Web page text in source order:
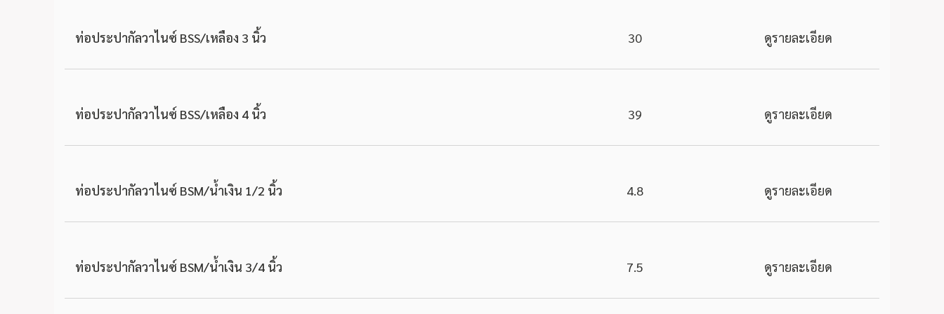
ท่อประปากัลวาไนซ์ BSS/เหลือง 3 นิ้ว 30 ดูรายละเอียด
ท่อประปากัลวาไนซ์ BSS/เหลือง 4 นิ้ว 39 ดูรายละเอียด
ท่อประปากัลวาไนซ์ BSM/น้ำเงิน 1/2 นิ้ว 4.8 ดูรายละเอียด
ท่อประปากัลวาไนซ์ BSM/น้ำเงิน 3/4 นิ้ว 7.5 ดูรายละเอียด